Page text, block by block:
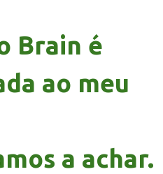
Brain é
ao meu
a achar.